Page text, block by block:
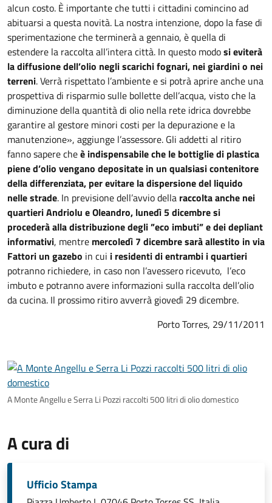
alcun costo. È importante che tutti i cittadini comincino ad
abituarsi a questa novità. La nostra intenzione, dopo la fase di
sperimentazione che terminerà a gennaio, è quella di
estendere la raccolta all’intera città. In questo modosi eviterà
la diffusione dell’olio negli scarichi fognari, nei giardini o nei
terreni. Verrà rispettato l’ambiente e si potrà aprire anche una
prospettiva di risparmio sulle bollette dell’acqua, visto che la
diminuzione della quantità di olio nella rete idrica dovrebbe
garantire al gestore minori costi per la depurazione e la
manutenzione», aggiunge l’assessore. Gli addetti al ritiro
fanno sapere cheè indispensabile che le bottiglie di plastica
piene d’olio vengano depositate in un qualsiasi contenitore
della differenziata, per evitare la dispersione del liquido
nelle strade. In previsione dell’avvio della raccolta anche nei
quartieri Andriolu e Oleandro, lunedì 5 dicembre si
procederà alla distribuzione degli ”eco imbuti” e dei depliant
informativi, mentre mercoledì 7 dicembre sarà allestito in via
Fattori un gazebo in cui i residenti di entrambi i quartieri
potranno richiedere, in caso non l’avessero ricevuto, l’eco
imbuto e potranno avere informazioni sulla raccolta dell’olio
da cucina. Il prossimo ritiro avverrà giovedì 29 dicembre.
Porto Torres, 29/11/2011
A Monte Angellu e Serra Li Pozzi raccolti 500 litri di olio domestico
A cura di
Ufficio Stampa